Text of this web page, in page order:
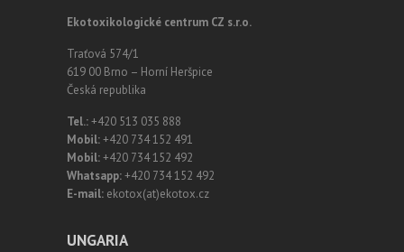
Ekotoxikologické centrum CZ s.r.o.
Traťová 574/1
619 00 Brno – Horní Heršpice
Česká republika
Tel.:+420 513 035 888
Mobil:+420 734 152 491
Mobil:+420 734 152 492
Whatsapp:+420 734 152 492
E-mail: ekotox(at)ekotox.cz
UNGARIA